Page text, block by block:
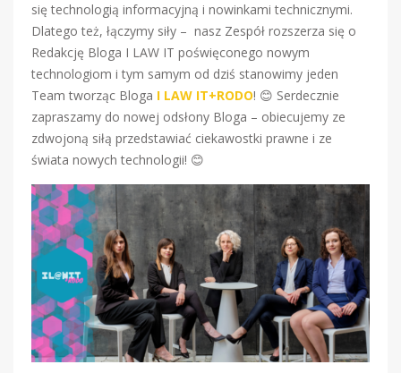
się technologią informacyjną i nowinkami technicznymi.
Dlatego też, łączymy siły – nasz Zespół rozszerza się o
Redakcję Bloga I LAW IT poświęconego nowym
technologiom i tym samym od dziś stanowimy jeden
Team tworząc Bloga I LAW IT+RODO! 😊 Serdecznie
zapraszamy do nowej odsłony Bloga – obiecujemy ze
zdwojoną siłą przedstawiać ciekawostki prawne i ze
świata nowych technologii! 😊